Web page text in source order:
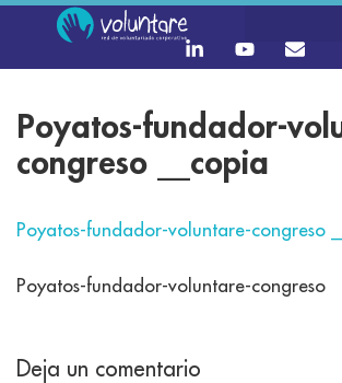
Poyatos-fundador-
congreso __copia
Poyatos-fundador-voluntare-congreso
Poyatos-fundador-voluntare-congreso
Deja un comentario